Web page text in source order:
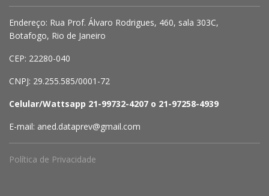
Endereço: Rua Prof. Álvaro Rodrigues, 460, sala 303C,
Botafogo, Rio de Janeiro
CEP: 22280-040
CNPJ: 29.255.585/0001-72
Celular/Wattsapp 21-99732-4207 o 21-97258-4939
E-mail: aned.dataprev@gmail.com
Política de Privacidade